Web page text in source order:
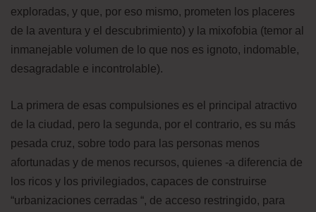
exploradas, y que, por eso mismo, prometen los placeres
de la aventura y el descubrimiento) y la mixofobia (temor al
inmanejable volumen de lo que nos es ignoto, indomable,
desagradable e incontrolable).
La primera de esas compulsiones es el principal atractivo
de la ciudad, pero la segunda, por el contrario, es su más
pesada cruz, sobre todo para las personas menos
afortunadas y de menos recursos, quienes -a diferencia de
los ricos y los privilegiados, capaces de construirse
“urbanizaciones cerradas “, de acceso restringido, para